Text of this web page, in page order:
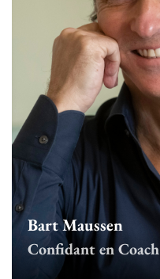
Bart Maussen
Confidant en Coach